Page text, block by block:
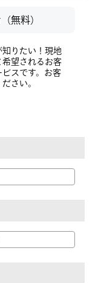
無料）
りたい！現地
希望されるお客
スです。お客
さい。